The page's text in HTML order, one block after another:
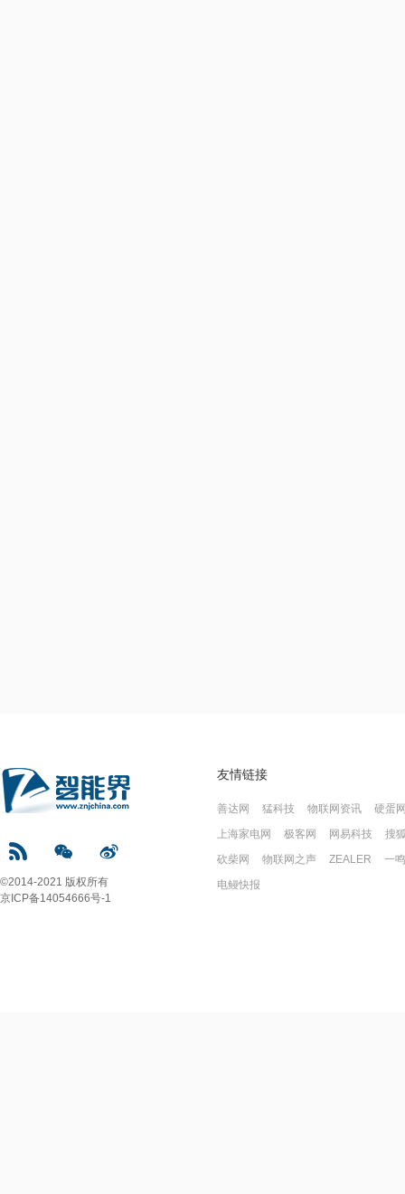
©2014-2021 版权所有
京ICP备14054666号-1
友情链接
善达网 猛科技 物联网资讯
硬蛋
上海家电网
极客网 网易科技
搜
砍柴网
物联网之声 ZEALER
一
电鳗快报